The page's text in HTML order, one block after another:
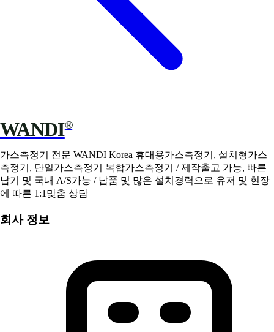
WANDI®
가스측정기 전문 WANDI Korea 휴대용가스측정기, 설치형가스
측정기, 단일가스측정기 복합가스측정기 / 제작출고 가능, 빠른
납기 및 국내 A/S가능 / 납품 및 많은 설치경력으로 유저 및 현장
에 따른 1:1맞춤 상담
회사 정보